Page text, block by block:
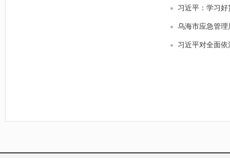
习近平：学习
乌海市应急管
习近平对全面